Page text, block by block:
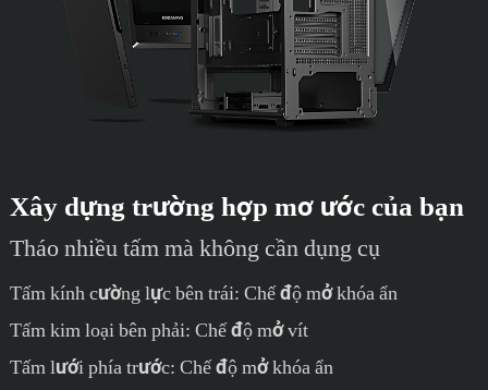
Xây dựng trường hợp mơ ước của bạn
Tháo nhiều tấm mà không cần dụng cụ
Tấm kính cường lực bên trái: Chế độ mở khóa ẩn
Tấm kim loại bên phải: Chế độ mở vít
Tấm lưới phía trước: Chế độ mở khóa ẩn